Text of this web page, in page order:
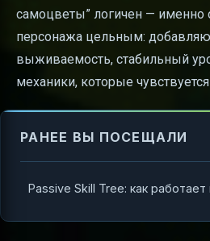
самоцветы” логичен —
персонажа цельным:
выживаемость, стабильный
механики, которые
РАНЕЕ ВЫ ПОСЕЩАЛИ